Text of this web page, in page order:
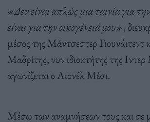
«Δεν είναι απλώς μια ταινία για
είναι για την οικογένειά μου»,
μέσος της Μάντσεστερ Γιουνάιτεντ
Μαδρίτης, νυν ιδιοκτήτης της
αγωνίζεται ο Λιονέλ Μέσι.
Μέσω των αναμνήσεων τους και σε